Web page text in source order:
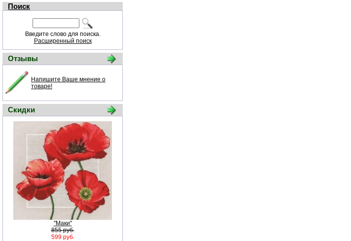
Поиск
Введите слово для поиска.
Расширенный поиск
Отзывы
Напишите Ваше мнение о
товаре!
Скидки
"Маки"
855 руб.
599 руб.